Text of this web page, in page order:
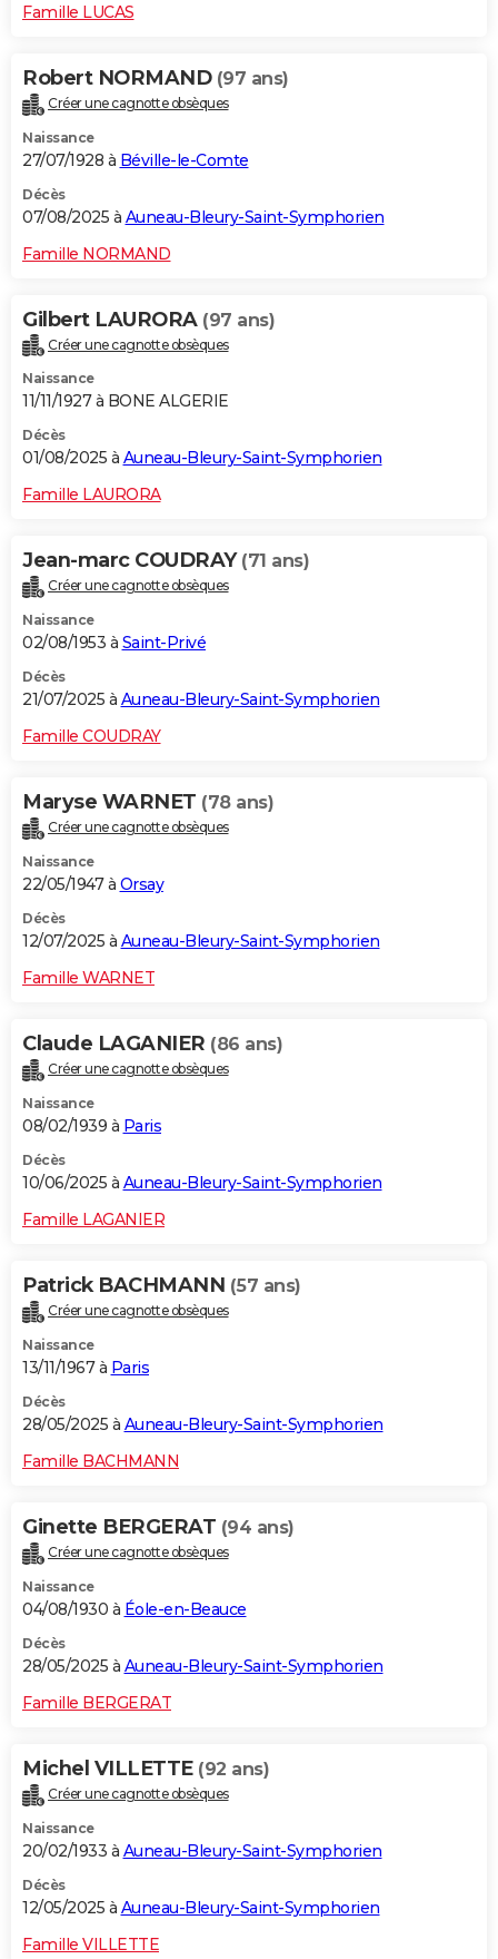
Famille LUCAS
Robert NORMAND (97 ans)
Créer une cagnotte obsèques
Naissance
27/07/1928 à Béville-le-Comte
Décès
07/08/2025 à Auneau-Bleury-Saint-Symphorien
Famille NORMAND
Gilbert LAURORA (97 ans)
Créer une cagnotte obsèques
Naissance
11/11/1927 à BONE ALGERIE
Décès
01/08/2025 à Auneau-Bleury-Saint-Symphorien
Famille LAURORA
Jean-marc COUDRAY (71 ans)
Créer une cagnotte obsèques
Naissance
02/08/1953 à Saint-Privé
Décès
21/07/2025 à Auneau-Bleury-Saint-Symphorien
Famille COUDRAY
Maryse WARNET (78 ans)
Créer une cagnotte obsèques
Naissance
22/05/1947 à Orsay
Décès
12/07/2025 à Auneau-Bleury-Saint-Symphorien
Famille WARNET
Claude LAGANIER (86 ans)
Créer une cagnotte obsèques
Naissance
08/02/1939 à Paris
Décès
10/06/2025 à Auneau-Bleury-Saint-Symphorien
Famille LAGANIER
Patrick BACHMANN (57 ans)
Créer une cagnotte obsèques
Naissance
13/11/1967 à Paris
Décès
28/05/2025 à Auneau-Bleury-Saint-Symphorien
Famille BACHMANN
Ginette BERGERAT (94 ans)
Créer une cagnotte obsèques
Naissance
04/08/1930 à Éole-en-Beauce
Décès
28/05/2025 à Auneau-Bleury-Saint-Symphorien
Famille BERGERAT
Michel VILLETTE (92 ans)
Créer une cagnotte obsèques
Naissance
20/02/1933 à Auneau-Bleury-Saint-Symphorien
Décès
12/05/2025 à Auneau-Bleury-Saint-Symphorien
Famille VILLETTE